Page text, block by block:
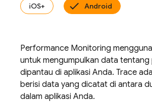
iOS+ Android
Performance Monitoring
untuk mengumpulkan data tentang
dipantau di aplikasi Anda. Trace
berisi data yang dicatat di antara
dalam aplikasi Anda.